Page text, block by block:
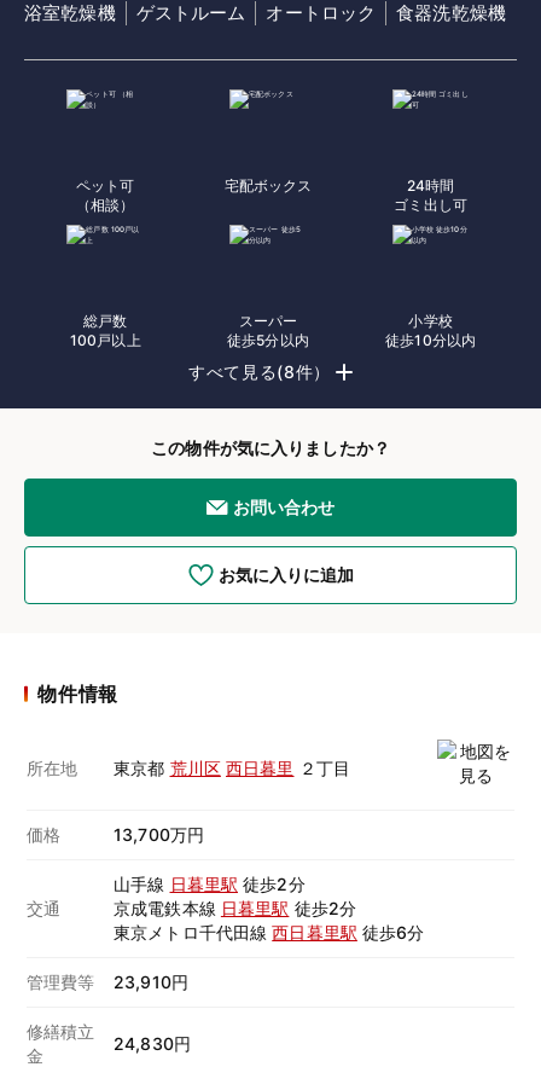
浴室乾燥機
ゲストルーム オートロック 食器洗乾燥機
ペット可
（相談）
宅配ボックス
24時間
ゴミ出し可
総戸数
100戸以上
スーパー
徒歩5分以内
小学校
徒歩10分以内
すべて見る(8件）
この物件が気に入りましたか？
お問い合わせ
お気に入りに追加
物件情報
所在地 東京都 荒川区 西日暮里 ２丁目
価格 13,700万円
交通
山手線 日暮里駅 徒歩2分
京成電鉄本線 日暮里駅 徒歩2分
東京メトロ千代田線西日暮里駅 徒歩6分
管理費等 23,910円
修繕積立
金
24,830円